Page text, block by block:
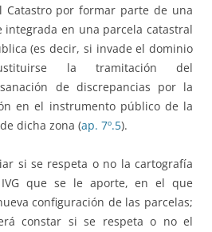
Catastro por formar parte de una
en una parcela catastral
(es decir, si invade el dominio
la tramitación del
de discrepancias por la
en el instrumento público de la
dicha zona (ap. 7º.5).
si se respeta o no la cartografía
que se le aporte, en el que
configuración de las parcelas;
constar si se respeta o no el